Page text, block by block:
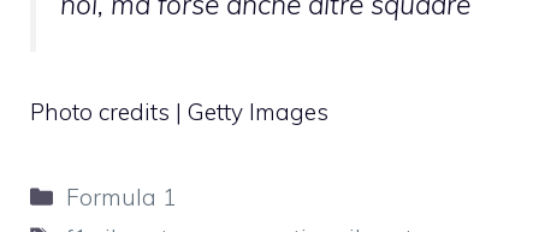
Photo credits | Getty Images
Categorie
Formula 1